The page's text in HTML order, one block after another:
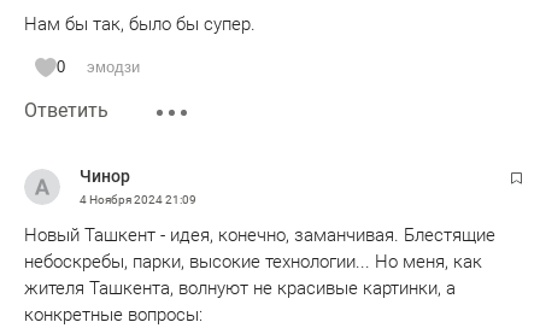
Нам бы так, было бы супер.
0 эмодзи
Ответить
Чинор
4 Ноября 202421:09
Новый Ташкент - идея, конечно, заманчивая. Блестящие
небоскребы, парки, высокие технологии... Но меня, как
жителя Ташкента, волнуют не красивые картинки, а
конкретные вопросы: